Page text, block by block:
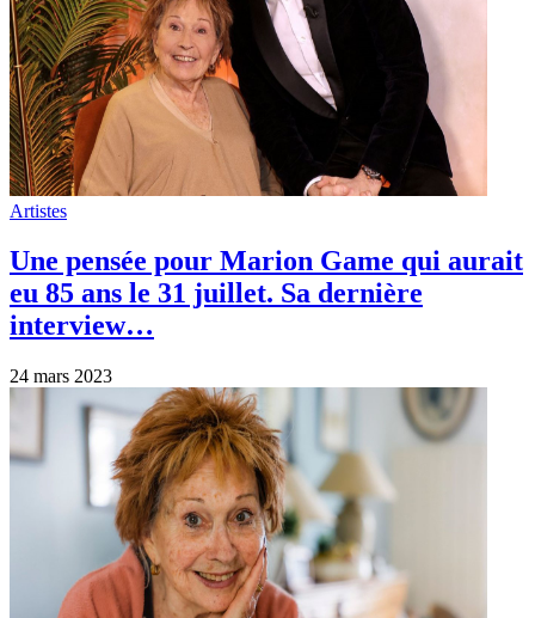
Artistes
Une pensée pour Marion Game qui aurait
eu 85 ans le 31 juillet. Sa dernière
interview…
24 mars 2023